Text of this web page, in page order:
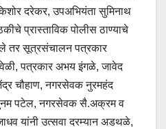
दरेकर, उपअभियंता सुमिनाथ
प्रास्ताविक पोलीस ठाण्याचे
तर सूत्रसंचालन पत्रकार
पत्रकार अभय इंगळे, जावेद
चौहाण, नगरसेवक नुरमहंद
पटेल, नगरसेवक सै.अक्रम व
यांनी उत्सवा दरम्यान अडथळे,